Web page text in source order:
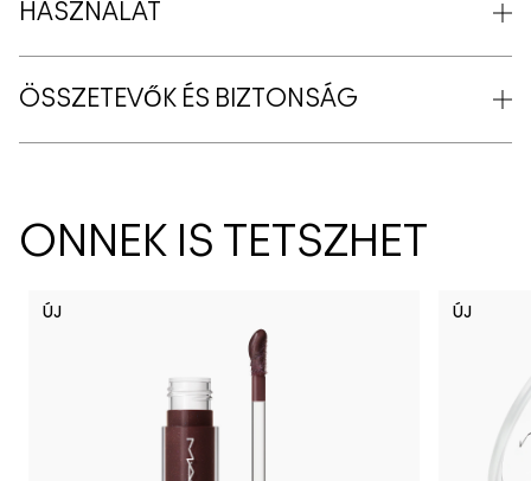
HASZNÁLAT
ÖSSZETEVŐK ÉS BIZTONSÁG
ÖNNEK IS TETSZHET
ÚJ ÚJ